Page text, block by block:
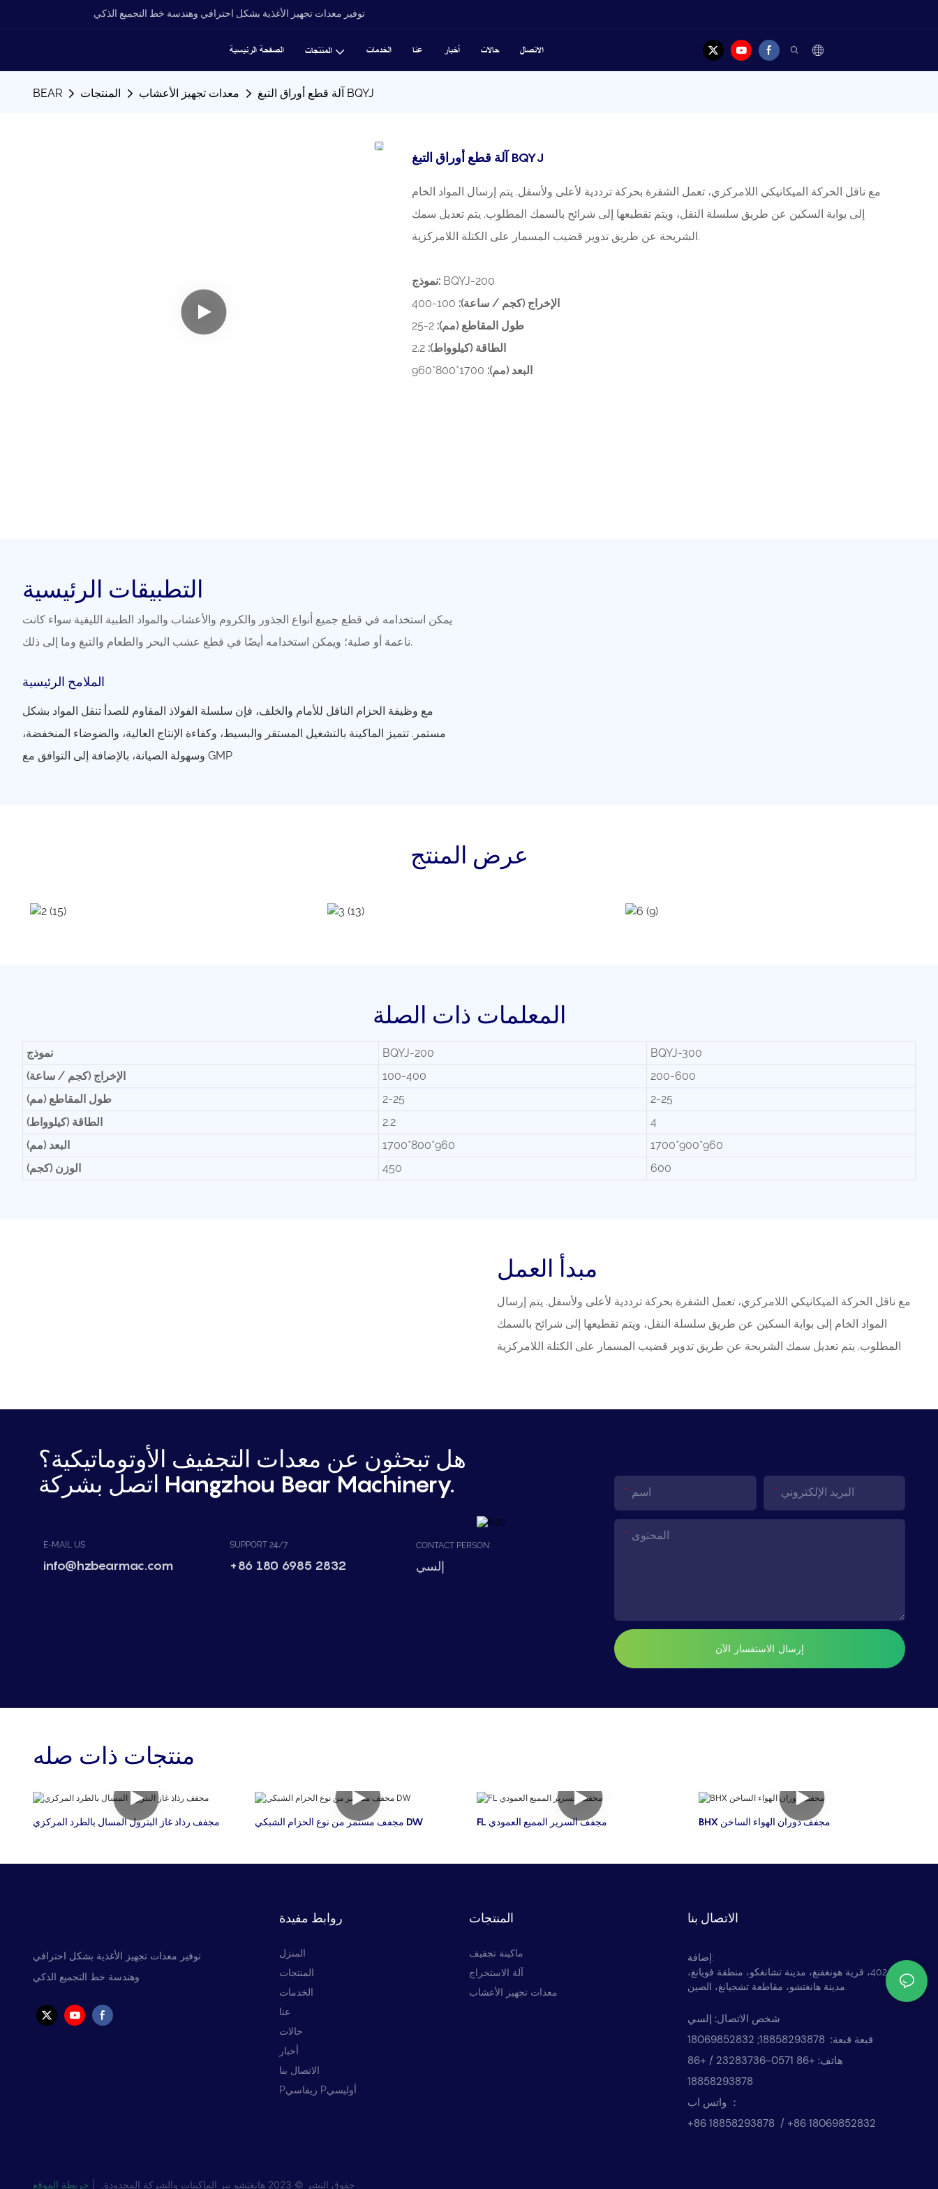
توفير معدات تجهيز الأغذية بشكل احترافي وهندسة خط التجميع الذكي
الصفحة الرئيسية المنتجات الخدمات عنا أخبار حالات الاتصال
BEAR المنتجات معدات تجهيز الأعشاب آلة قطع أوراق التبغ BQYJ
آلة قطع أوراق التبغ BQYJ
مع ناقل الحركة الميكانيكي اللامركزي، تعمل الشفرة بحركة ترددية لأعلى ولأسفل. يتم إرسال المواد الخام
إلى بوابة السكين عن طريق سلسلة النقل، ويتم تقطيعها إلى شرائح بالسمك المطلوب. يتم تعديل سمك
الشريحة عن طريق تدوير قضيب المسمار على الكتلة اللامركزية.
نموذج: BQYJ-200
الإخراج (كجم / ساعة): 100-400
طول المقاطع (مم): 2-25
الطاقة (كيلوواط): 2.2
البعد (مم):
التطبيقات الرئيسية
يمكن استخدامه في قطع جميع أنواع الجذور والكروم والأعشاب والمواد الطبية الليفية سواء كانت
ناعمة أو صلبة؛ ويمكن استخدامه أيضًا في قطع عشب البحر والطعام والتبغ وما إلى ذلك.
الملامح الرئيسية
مع وظيفة الحزام الناقل للأمام والخلف، فإن سلسلة الفولاذ المقاوم للصدأ تنقل المواد بشكل
مستمر. تتميز الماكينة بالتشغيل المستقر والبسيط، وكفاءة الإنتاج العالية، والضوضاء المنخفضة،
وسهولة الصيانة، بالإضافة إلى التوافق مع GMP
عرض المنتج
المعلمات ذات الصلة
نموذج BQYJ-200
BQYJ-300
الإخراج (كجم / ساعة)
100-400
200-600
طول المقاطع (مم)
2-25
2-25
الطاقة (كيلوواط)
2.2
4
البعد (مم)
1700*800*960
1700*900*960
الوزن (كجم)
450 600
مبدأ العمل
مع ناقل الحركة الميكانيكي اللامركزي، تعمل الشفرة بحركة ترددية لأعلى ولأسفل. يتم إرسال
المواد الخام إلى بوابة السكين عن طريق سلسلة النقل، ويتم تقطيعها إلى شرائح بالسمك
هل تبحثون عن معدات التجفيف الأوتوماتيكية؟
اتصل بشركة Hangzhou Bear Machinery.
E-MAIL US
info@hzbearmac.com
SUPPORT 24/7
+86 180 6985 2832
CONTACT PERSON:
إلسي
اسم البريد الإلكتروني
المحتوى
إرسال الاستفسار الآن
منتجات ذات صله
مجفف رذاذ غاز البترول المسال بالطرد المركزي مجفف مستمر من نوع الحزام الشبكي DW FL مجفف السرير المميع العمودي BHX مجفف دوران الهواء الساخن
توفير معدات تجهيز الأغذية بشكل احترافي
وهندسة خط التجميع الذكي
روابط مفيدة
المنزل
المنتجات
الخدمات
عنا
حالات
أخبار
الاتصال بنا
Pريفاسي Pأوليسي
المنتجات
ماكينة تجفيف
آلة الاستخراج
معدات تجهيز الأعشاب
الاتصال بنا
إضافة:
لا. 402، قرية هونغفنغ، مدينة تشانغكو، منطقة فويانغ،
شخص الاتصال: إلسي
قبعة قبعة: 18858293878; 18069852832
هاتف: +86 0571-23283736 / +86
18858293878
واتس اب ：
+86 18858293878 / +86 18069852832
حقوق النشر © 2023 هانغتشو بير الماكينات والشركة المحدودة. خريطة الموقع